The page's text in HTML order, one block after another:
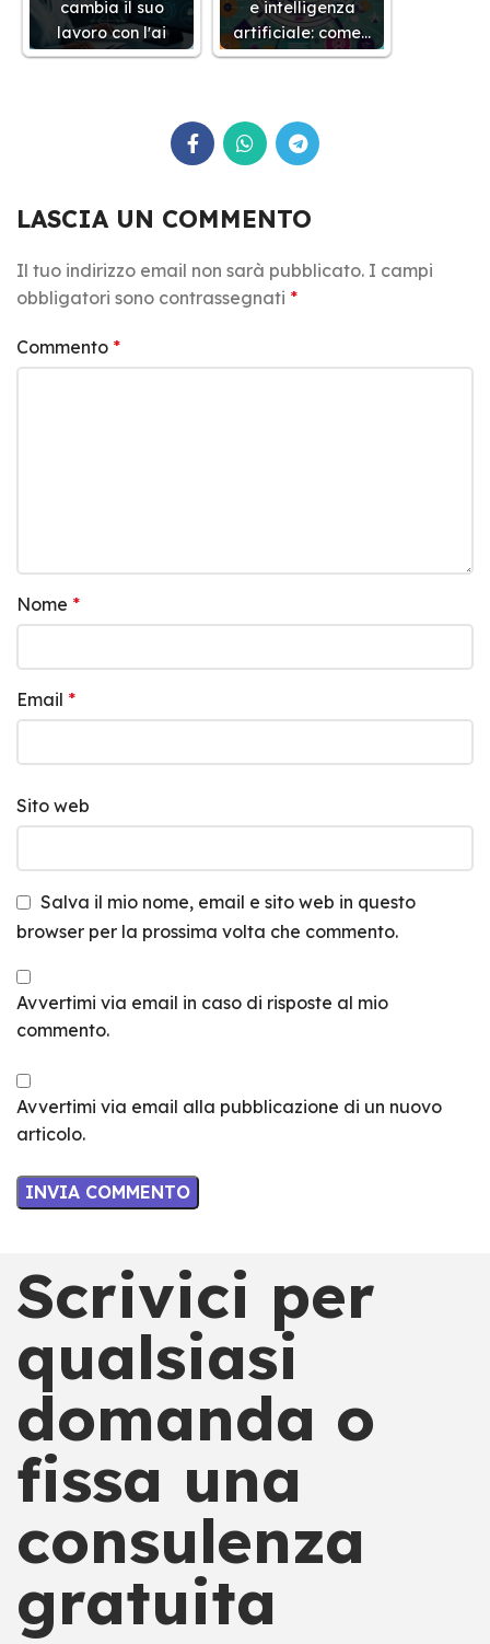
cambia il suo
lavoro con l'ai
e intelligenza
artificiale: come…
LASCIA UN COMMENTO
Il tuo indirizzo email non sarà pubblicato. I campi
obbligatori sono contrassegnati *
Commento *
Nome *
Email *
Sito web
Salva il mio nome, email e sito web in questo
browser per la prossima volta che commento.
Avvertimi via email in caso di risposte al mio
commento.
Avvertimi via email alla pubblicazione di un nuovo
articolo.
Scrivici per
qualsiasi
domanda o
fissa una
consulenza
gratuita